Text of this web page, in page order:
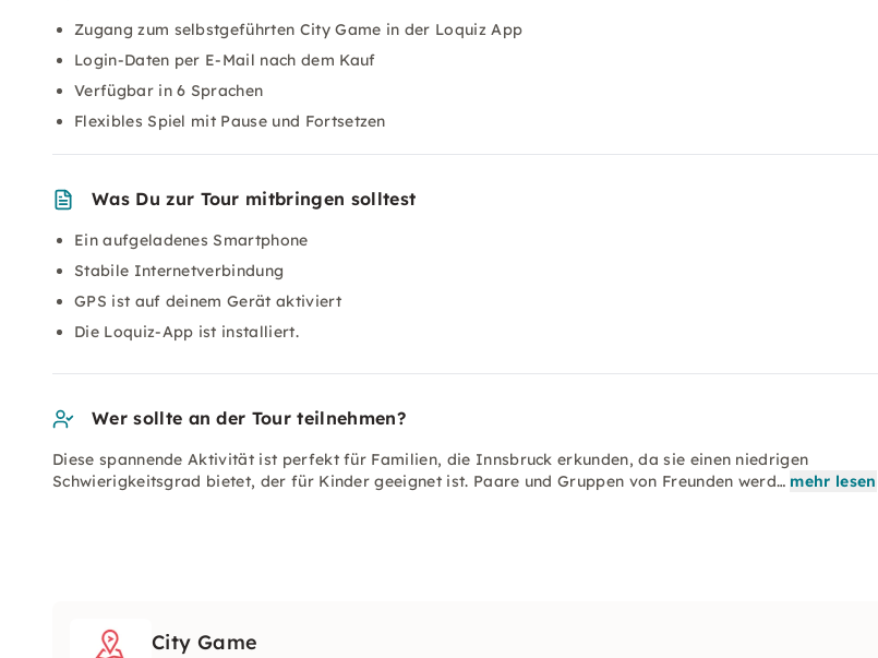
Zugang zum selbstgeführten City Game in der Loquiz App
Login-Daten per E-Mail nach dem Kauf
Verfügbar in 6 Sprachen
Flexibles Spiel mit Pause und Fortsetzen
Was Du zur Tour mitbringen solltest
Ein aufgeladenes Smartphone
Stabile Internetverbindung
GPS ist auf deinem Gerät aktiviert
Die Loquiz-App ist installiert.
Wer sollte an der Tour teilnehmen?
Diese spannende Aktivität ist perfekt für Familien, die Innsbruck erkunden, da sie einen niedrigen
Schwierigkeitsgrad bietet, der für Kinder geeignet ist. Paare und Gruppen von Freunden werd… mehr lesen
City Game